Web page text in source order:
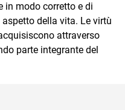
in modo corretto e di
aspetto della vita. Le virtù
attraverso
parte integrante del